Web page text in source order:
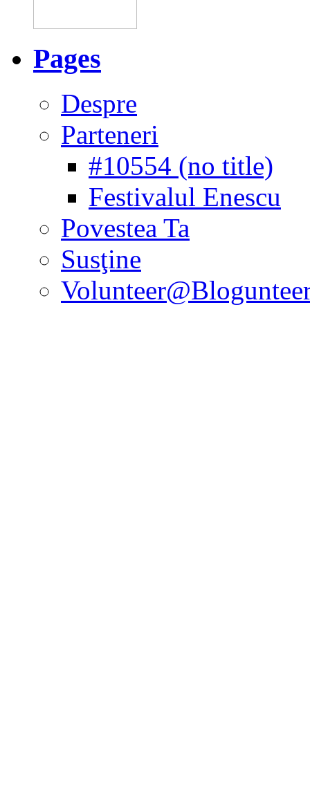
Pages
Despre
Parteneri
#10554 (no title)
Festivalul Enescu
Povestea Ta
Susţine